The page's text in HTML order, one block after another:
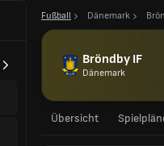
Fußball Dänemark
Bröndby IF
Dänemark
Übersicht